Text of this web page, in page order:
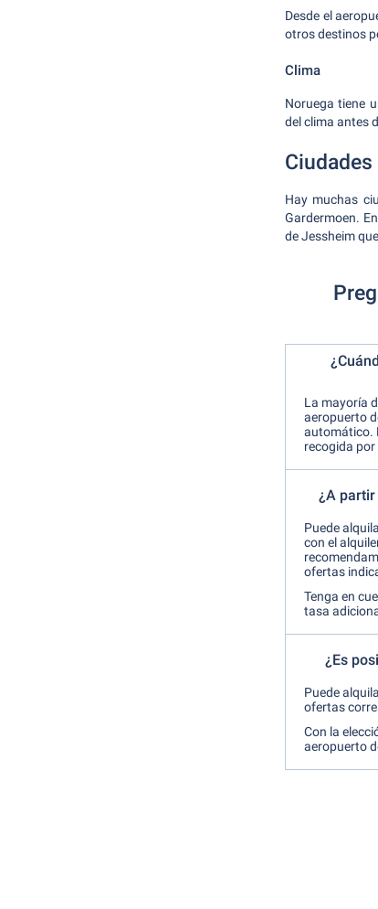
Desde el
otros destinos
Clima
Noruega tiene
del clima antes
Hay muchas
Gardermoen.
de Jessheim
La mayoría
aeropuerto
automático.
recogida por
¿A
Puede
con el
ofertas
Tenga en
tasa
¿Es
Puede
ofertas
Con la
aeropuerto